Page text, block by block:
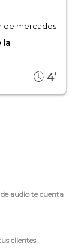
de mercados
la
4’
audio te cuenta
clientes